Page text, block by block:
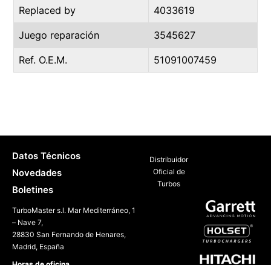
Replaced by 4033619
Juego reparación 3545627
Ref. O.E.M. 51091007459
Distribuidor
Oficial de
Turbos
Datos Técnicos
Novedades
Boletines
TurboMaster s.l. Mar Mediterráneo, 1
– Nave 7,
28830 San Fernando de Henares,
Madrid, España